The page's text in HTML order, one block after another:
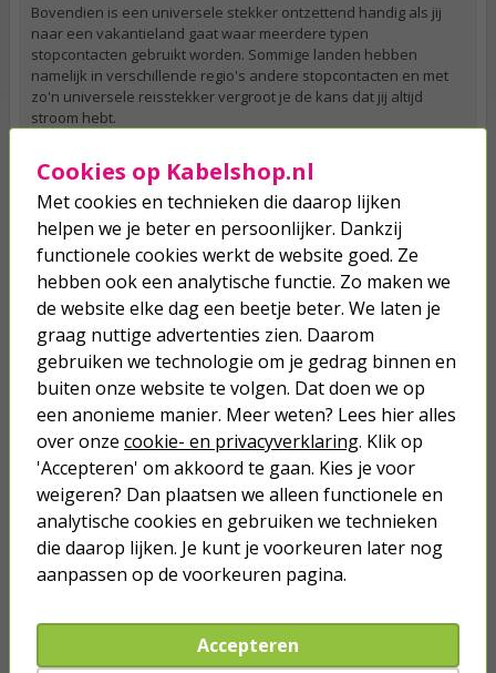
Bovendien is een universele stekker ontzettend handig als jij
naar een vakantieland gaat waar meerdere typen
stopcontacten gebruikt worden. Sommige landen hebben
namelijk in verschillende regio's andere stopcontacten en met
zo'n universele reisstekker vergroot je de kans dat jij altijd
stroom hebt.
Welke reisstekker heb ik nodig?
Wil jij weten welk type stekker je nodig hebt voor het land waar
jij heen op reis gaat? In de onderstaande lijst staan alle landen
met daarachter de letter, of letters, van de type(s) die
voorkomen in het desbetreffende land. In heel veel landen
gebruiken ze meerdere soorten stekkers. Ga jij bijvoorbeeld op
vakantie naar India? Dan kan het zijn dat je een stekkertype D
en een stekkertype Mstekker mee op reis moet nemen.
Populaire bestemmingen: welke reisstekker
heb je nodig?
Ga je binnenkort op reis? Voor sommige populaire
vakantiebestemmingen heb je een andere stekker nodig dan in
Nederland. In de tabel hieronder zie je snel welk stekkertype je
vaak nodig hebt voor veelgekozen reisbestemmingen.
Populaire
bestemming
Stekkertype
Reisstekker
nodig?
Verenigd Koninkrijk /
Ierland TypeG Ja
Cookies op Kabelshop.nl
Met cookies en technieken die daarop lijken
helpen we je beter en persoonlijker. Dankzij
functionele cookies werkt de website goed. Ze
hebben ook een analytische functie. Zo maken we
de website elke dag een beetje beter. We laten je
graag nuttige advertenties zien. Daarom
gebruiken we technologie om je gedrag binnen en
buiten onze website te volgen. Dat doen we op
een anonieme manier. Meer weten? Lees hier alles
over onze cookie- en privacyverklaring. Klik op
'Accepteren' om akkoord te gaan. Kies je voor
weigeren? Dan plaatsen we alleen functionele en
analytische cookies en gebruiken we technieken
die daarop lijken. Je kunt je voorkeuren later nog
aanpassen op de voorkeuren pagina.
Accepteren